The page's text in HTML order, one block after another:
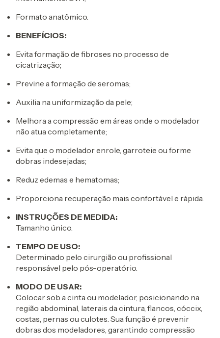
Formato anatômico.
BENEFÍCIOS:
Evita formação de fibroses no processo de
cicatrização;
Previne a formação de seromas;
Auxilia na uniformização da pele;
Melhora a compressão em áreas onde o modelador
não atua completamente;
Evita que o modelador enrole, garroteie ou forme
dobras indesejadas;
Reduz edemas e hematomas;
Proporciona recuperação mais confortável e rápida.
INSTRUÇÕES DE MEDIDA:
Tamanho único.
TEMPO DE USO:
Determinado pelo cirurgião ou profissional
responsável pelo pós-operatório.
MODO DE USAR:
Colocar sob a cinta ou modelador, posicionando na
região abdominal, laterais da cintura, flancos, cóccix,
costas, pernas ou culotes. Sua função é prevenir
dobras dos modeladores, garantindo compressão